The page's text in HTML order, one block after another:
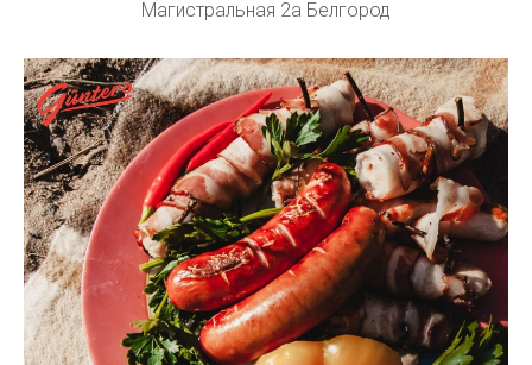
Магистральная 2а Белгород